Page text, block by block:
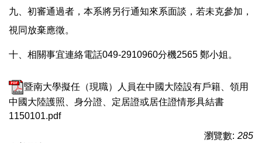
九、初審通過者，本系將另行通知來系面談，若未克參加，
視同放棄應徵。
十、相關事宜連絡電話049-2910960分機2565 鄭小姐。
暨南大學擬任（現職）人員在中國大陸設有戶籍、領用
中國大陸護照、身分證、定居證或居住證情形具結書
1150101.pdf
瀏覽數: 285